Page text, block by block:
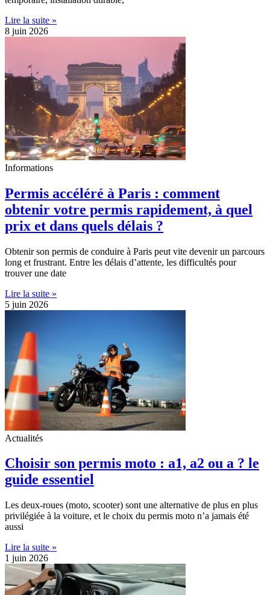
Lire la suite »
8 juin 2026
Informations
Permis accéléré à Paris : comment
obtenir votre permis rapidement, à quel
prix et dans quels délais ?
Obtenir son permis de conduire à Paris peut vite devenir un parcours
long et frustrant. Entre les délais d’attente, les difficultés pour
trouver une date
Lire la suite »
5 juin 2026
Actualités
Choisir son permis moto : a1, a2 ou a ? le
guide essentiel
Les deux-roues (moto, scooter) sont une alternative de plus en plus
privilégiée à la voiture, et le choix du permis moto n’a jamais été
aussi
Lire la suite »
1 juin 2026